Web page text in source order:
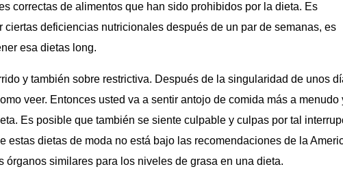
correctas de alimentos que han sido prohibidos por la dieta. Es
ciertas deficiencias nutricionales después de un par de semanas, es
esa dietas long.
y también sobre restrictiva. Después de la singularidad de unos
veer. Entonces usted va a sentir antojo de comida más a menudo
Es posible que también se siente culpable y culpas por tal
estas dietas de moda no está bajo las recomendaciones de la
órganos similares para los niveles de grasa en una dieta.